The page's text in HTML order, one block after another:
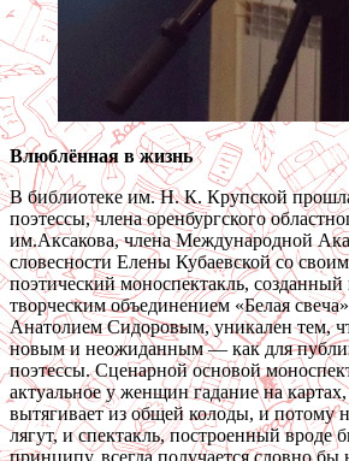
Влюблённая в жизнь
В библиотеке им. Н. К. Крупской прошла
поэтессы, члена оренбургского
им.Аксакова, члена Международной
словесности Елены Кубаевской со
поэтический моноспектакль, созданный
творческим объединением «Белая
Анатолием Сидоровым, уникален тем,
новым и неожиданным — как для
поэтессы. Сценарной основой
актуальное у женщин гадание на
вытягивает из общей колоды, и потому
лягут, и спектакль, построенный вроде